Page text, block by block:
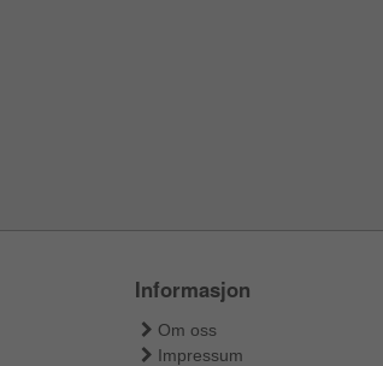
Informasjon
Om oss
Impressum